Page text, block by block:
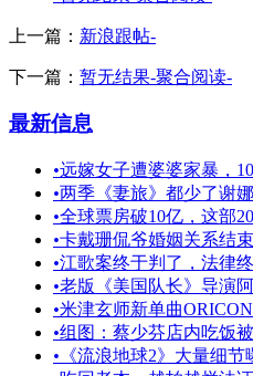
上一篇： 新浪跟帖-
下一篇： 暂无结果-聚合阅读-
最新信息
•远嫁女子遭婆婆家暴，
•两季《妻旅》都少了谢
•全球票房破10亿，这部
•卡戴珊侃爷婚姻关系结
•江歌案终于判了，法律
•老版《美国队长》导演
•米津玄师新单曲
•组图：蔡少芬店内吃饭
• 《流浪地球2》大量细节